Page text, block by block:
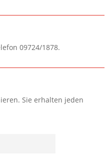
09724/1878.
Sie erhalten jeden